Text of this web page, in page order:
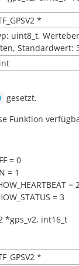
*
uint8_t,
Standardwert:
gesetzt.
Funktion
= 0
= 1
=
= 3
*gps_v2, int16_t
*